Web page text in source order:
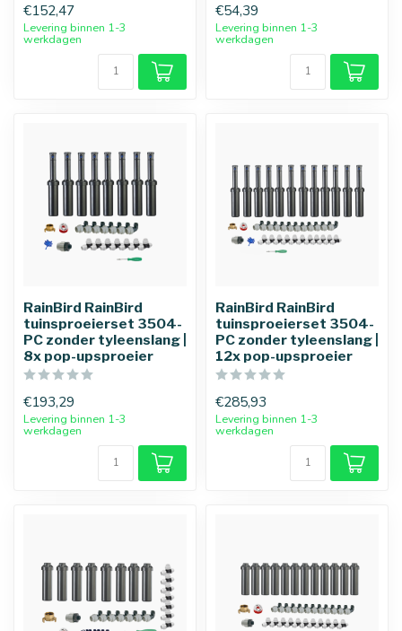
€152,47
Levering binnen 1-3
werkdagen
€54,39
Levering binnen 1-3
werkdagen
RainBird RainBird
tuinsproeierset 3504-
PC zonder tyleenslang |
8x pop-upsproeier
€193,29
Levering binnen 1-3
werkdagen
RainBird RainBird
tuinsproeierset 3504-
PC zonder tyleenslang |
12x pop-upsproeier
€285,93
Levering binnen 1-3
werkdagen
25 mm 32 mm